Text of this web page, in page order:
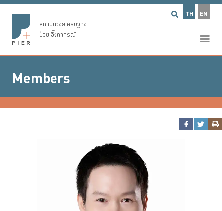
TH EN
สถาบันวิจัยเศรษฐกิจ
ป๋วย อึ๊งภากรณ์
Members